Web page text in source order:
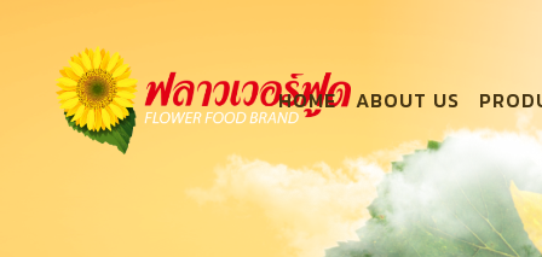
HOME ABOUT US